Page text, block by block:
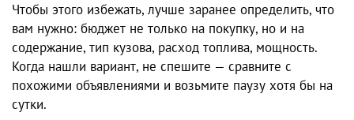
Чтобы этого избежать, лучше заранее определить, что
вам нужно: бюджет не только на покупку, но и на
содержание, тип кузова, расход топлива, мощность.
Когда нашли вариант, не спешите — сравните с
похожими объявлениями и возьмите паузу хотя бы на
сутки.